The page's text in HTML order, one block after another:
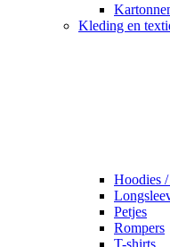
Kleding en
Hoodies /
Petjes
Rompers
T-shirts